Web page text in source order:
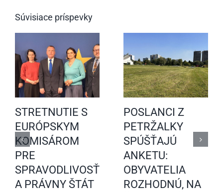
Súvisiace príspevky
STRETNUTIE S
EURÓPSKYM
KOMISÁROM
PRE
SPRAVODLIVOSŤ
A PRÁVNY ŠTÁT
POSLANCI Z
PETRŽALKY
SPÚŠŤAJÚ
ANKETU:
OBYVATELIA
ROZHODNÚ, NA